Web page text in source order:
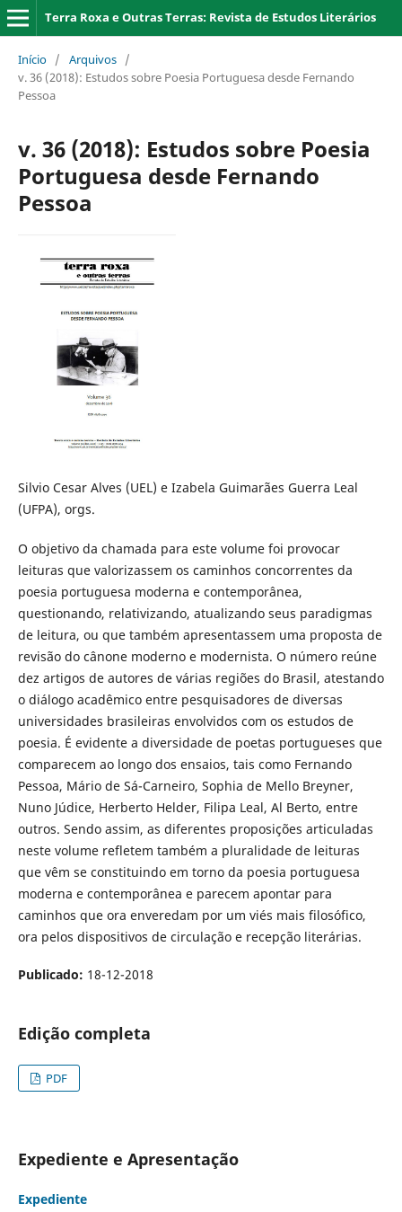
Terra Roxa e Outras Terras: Revista de Estudos Literários
Início / Arquivos /
v. 36 (2018): Estudos sobre Poesia Portuguesa desde Fernando
Pessoa
v. 36 (2018): Estudos sobre Poesia
Portuguesa desde Fernando
Pessoa
Silvio Cesar Alves (UEL) e Izabela Guimarães Guerra Leal
(UFPA), orgs.
O objetivo da chamada para este volume foi provocar
leituras que valorizassem os caminhos concorrentes da
poesia portuguesa moderna e contemporânea,
questionando, relativizando, atualizando seus paradigmas
de leitura, ou que também apresentassem uma proposta de
revisão do cânone moderno e modernista. O número reúne
dez artigos de autores de várias regiões do Brasil, atestando
o diálogo acadêmico entre pesquisadores de diversas
universidades brasileiras envolvidos com os estudos de
poesia. É evidente a diversidade de poetas portugueses que
comparecem ao longo dos ensaios, tais como Fernando
Pessoa, Mário de Sá-Carneiro, Sophia de Mello Breyner,
Nuno Júdice, Herberto Helder, Filipa Leal, Al Berto, entre
outros. Sendo assim, as diferentes proposições articuladas
neste volume refletem também a pluralidade de leituras
que vêm se constituindo em torno da poesia portuguesa
moderna e contemporânea e parecem apontar para
caminhos que ora enveredam por um viés mais filosófico,
ora pelos dispositivos de circulação e recepção literárias.
Publicado: 18-12-2018
Edição completa
PDF
Expediente e Apresentação
Expediente